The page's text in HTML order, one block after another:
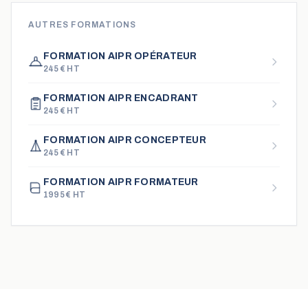
AUTRES FORMATIONS
FORMATION AIPR OPÉRATEUR
245 € HT
FORMATION AIPR ENCADRANT
245 € HT
FORMATION AIPR CONCEPTEUR
245 € HT
FORMATION AIPR FORMATEUR
1995€ HT